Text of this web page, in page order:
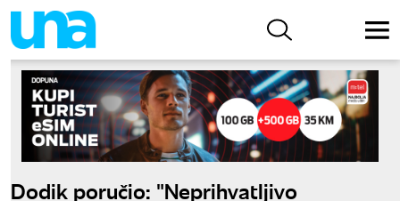
Dodik poručio: "Neprihvatljivo